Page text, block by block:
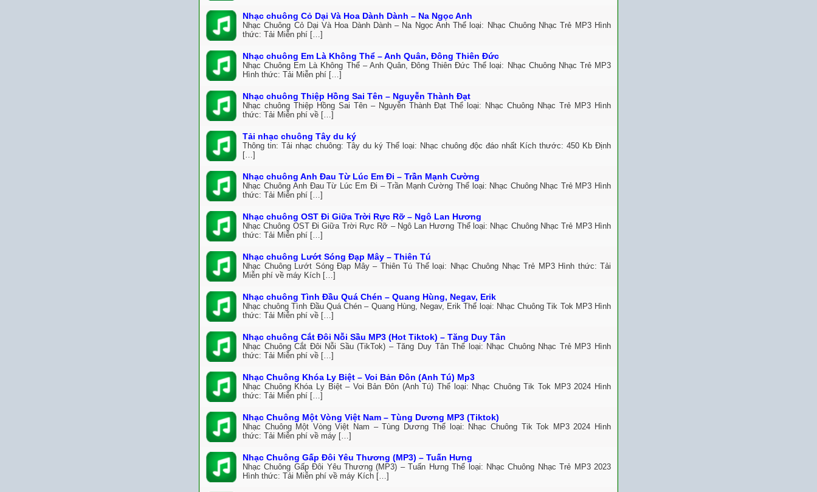
Nhạc chuông Cỏ Dại Và Hoa Dành Dành – Na Ngọc Anh
Nhạc Chuông Cỏ Dại Và Hoa Dành Dành – Na Ngọc Anh Thể loại: Nhạc Chuông Nhạc Trẻ MP3 Hình
thức: Tải Miễn phí […]
Nhạc chuông Em Là Không Thể – Anh Quân, Đông Thiên Đức
Nhạc Chuông Em Là Không Thể – Anh Quân, Đông Thiên Đức Thể loại: Nhạc Chuông Nhạc Trẻ MP3
Hình thức: Tải Miễn phí […]
Nhạc chuông Thiệp Hồng Sai Tên – Nguyễn Thành Đạt
Nhạc chuông Thiệp Hồng Sai Tên – Nguyễn Thành Đạt Thể loại: Nhạc Chuông Nhạc Trẻ MP3 Hình
thức: Tải Miễn phí về […]
Tải nhạc chuông Tây du ký
Thông tin: Tải nhạc chuông: Tây du ký Thể loại: Nhạc chuông độc đáo nhất Kích thước: 450 Kb Định
[…]
Nhạc chuông Anh Đau Từ Lúc Em Đi – Trần Mạnh Cường
Nhạc Chuông Anh Đau Từ Lúc Em Đi – Trần Mạnh Cường Thể loại: Nhạc Chuông Nhạc Trẻ MP3 Hình
thức: Tải Miễn phí […]
Nhạc chuông OST Đi Giữa Trời Rực Rỡ – Ngô Lan Hương
Nhạc Chuông OST Đi Giữa Trời Rực Rỡ – Ngô Lan Hương Thể loại: Nhạc Chuông Nhạc Trẻ MP3 Hình
thức: Tải Miễn phí […]
Nhạc chuông Lướt Sóng Đạp Mây – Thiên Tú
Nhạc Chuông Lướt Sóng Đạp Mây – Thiên Tú Thể loại: Nhạc Chuông Nhạc Trẻ MP3 Hình thức: Tải
Miễn phí về máy Kích […]
Nhạc chuông Tình Đầu Quá Chén – Quang Hùng, Negav, Erik
Nhạc chuông Tình Đầu Quá Chén – Quang Hùng, Negav, Erik Thể loại: Nhạc Chuông Tik Tok MP3 Hình
thức: Tải Miễn phí về […]
Nhạc chuông Cắt Đôi Nỗi Sầu MP3 (Hot Tiktok) – Tăng Duy Tân
Nhạc Chuông Cắt Đôi Nỗi Sầu (TikTok) – Tăng Duy Tân Thể loại: Nhạc Chuông Nhạc Trẻ MP3 Hình
thức: Tải Miễn phí về […]
Nhạc Chuông Khóa Ly Biệt – Voi Bản Đôn (Anh Tú) Mp3
Nhạc Chuông Khóa Ly Biệt – Voi Bản Đôn (Anh Tú) Thể loại: Nhạc Chuông Tik Tok MP3 2024 Hình
thức: Tải Miễn phí […]
Nhạc Chuông Một Vòng Việt Nam – Tùng Dương MP3 (Tiktok)
Nhạc Chuông Một Vòng Việt Nam – Tùng Dương Thể loại: Nhạc Chuông Tik Tok MP3 2024 Hình
thức: Tải Miễn phí về máy […]
Nhạc Chuông Gấp Đôi Yêu Thương (MP3) – Tuấn Hưng
Nhạc Chuông Gấp Đôi Yêu Thương (MP3) – Tuấn Hưng Thể loại: Nhạc Chuông Nhạc Trẻ MP3 2023
Hình thức: Tải Miễn phí về máy Kích […]